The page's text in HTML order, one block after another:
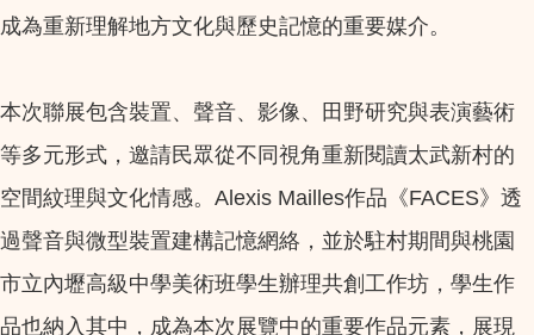
成為重新理解地方文化與歷史記憶的重要媒介。
本次聯展包含裝置、聲音、影像、田野研究與表演藝術
等多元形式，邀請民眾從不同視角重新閱讀太武新村的
空間紋理與文化情感。Alexis Mailles作品《FACES》透
過聲音與微型裝置建構記憶網絡，並於駐村期間與桃園
市立內壢高級中學美術班學生辦理共創工作坊，學生作
品也納入其中，成為本次展覽中的重要作品元素，展現